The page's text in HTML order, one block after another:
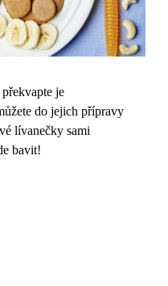
je
do jejich přípravy
lívanečky sami
bavit!